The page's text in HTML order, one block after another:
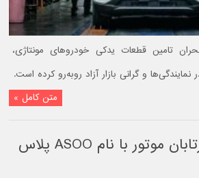
تامین قطعات یدکی خودروهای مونتاژی،
نمایندگی‌ها و گرانی بازار آزاد روبه‌رو کرده است.
متن کامل »
نخستین سدان آرتابان موتور با نام ASOO پلاس